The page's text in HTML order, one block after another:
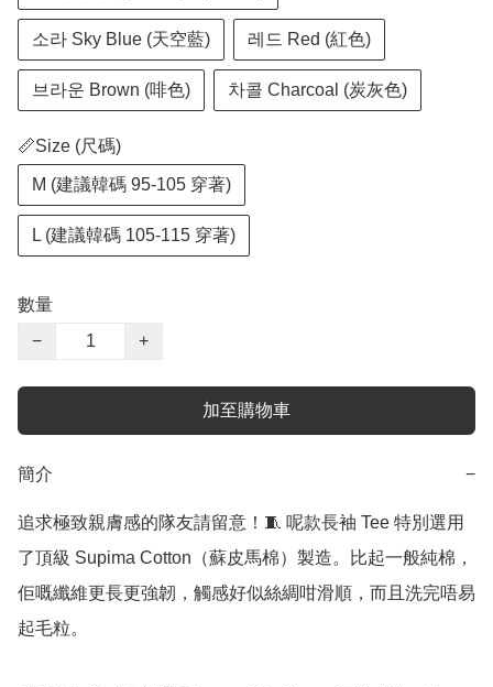
소라 Sky Blue (天空藍) 레드 Red (紅色)
브라운 Brown (啡色) 차콜 Charcoal (炭灰色)
📏Size (尺碼)
M (建議韓碼 95-105 穿著)
L (建議韓碼 105-115 穿著)
數量
−
+
加至購物車
簡介 −
追求極致親膚感的隊友請留意！🧵 呢款長袖 Tee 特別選用
了頂級 Supima Cotton（蘇皮馬棉）製造。比起一般純棉，
佢嘅纖維更長更強韌，觸感好似絲綢咁滑順，而且洗完唔易
起毛粒。